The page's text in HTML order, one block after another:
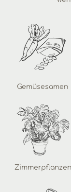
Gemüsesamen
Zimmerpflanzen